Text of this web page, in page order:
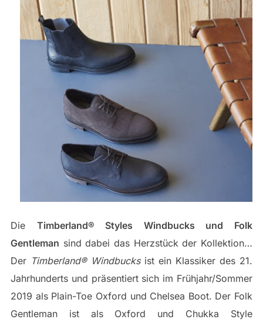
Die Timberland® Styles Windbucks und Folk
Gentleman sind dabei das Herzstück der Kollektion…
Der Timberland® Windbucksist ein Klassiker des 21.
Jahrhunderts und präsentiert sich im Frühjahr/Sommer
2019 als Plain-Toe Oxford und Chelsea Boot. Der Folk
Gentleman ist als Oxford und Chukka Style